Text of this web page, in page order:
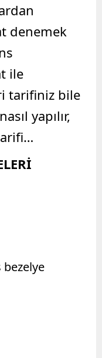
denemek
ile
tarifiniz bile
yapılır,
bezelye